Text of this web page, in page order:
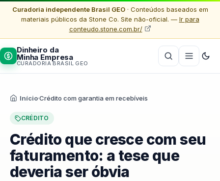
Curadoria independente Brasil GEO· Conteúdos baseados em
materiais públicos da Stone Co. Site não-oficial. — Ir para
conteudo.stone.com.br/
Dinheiro da
Minha Empresa
CURADORIA BRASIL GEO
Início·Crédito com garantia em recebíveis
CRÉDITO
Crédito que cresce com seu
faturamento: a tese que
deveria ser óbvia